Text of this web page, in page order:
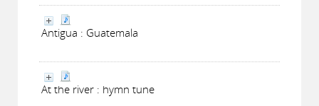
Antigua : Guatemala
At the river : hymn tune